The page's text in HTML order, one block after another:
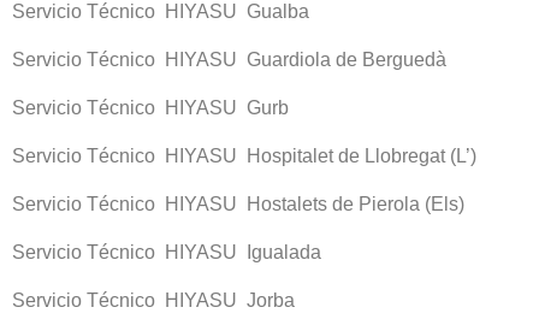
Servicio Técnico HIYASU Gualba
Servicio Técnico HIYASU Guardiola de Berguedà
Servicio Técnico HIYASU Gurb
Servicio Técnico HIYASU Hospitalet de Llobregat (L’)
Servicio Técnico HIYASU Hostalets de Pierola (Els)
Servicio Técnico HIYASU Igualada
Servicio Técnico HIYASU Jorba